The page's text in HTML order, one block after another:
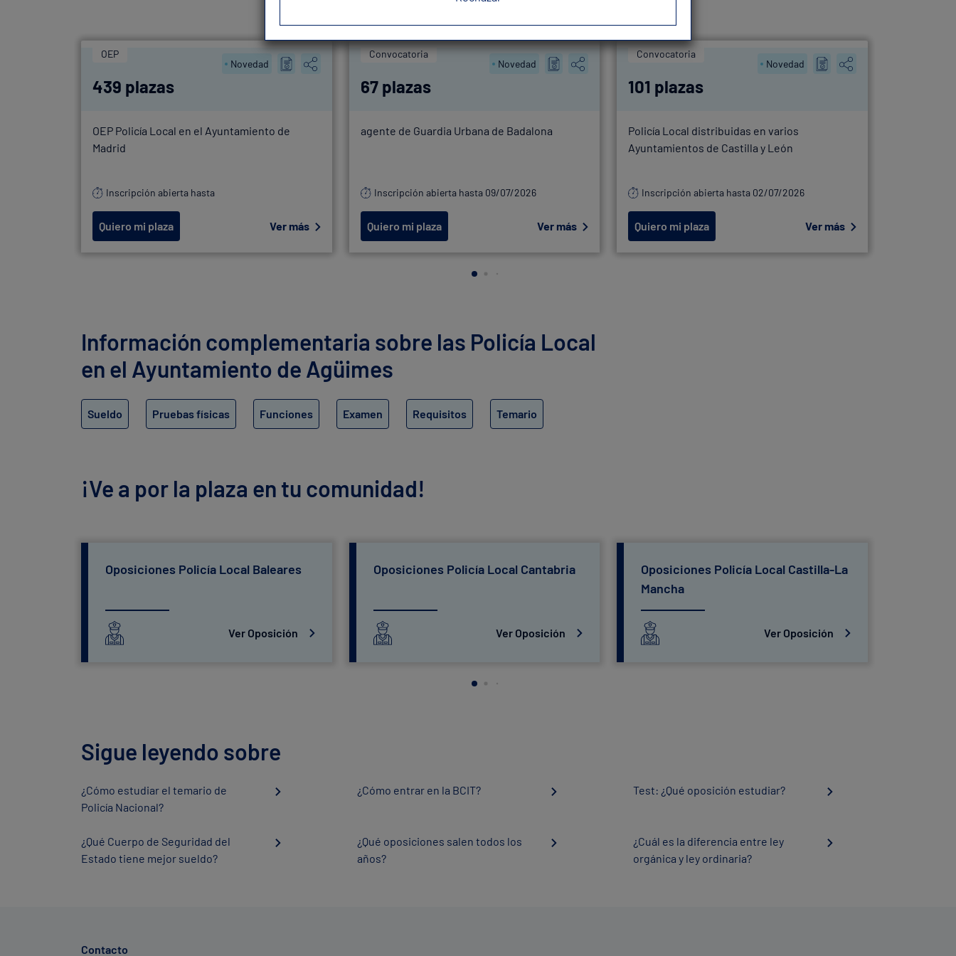
OEP
Novedad
439 plazas
OEP Policía Local en el Ayuntamiento de
Madrid
Inscripción abierta hasta
Quiero mi plaza Ver más
Convocatoria
Novedad
67 plazas
agente de Guardia Urbana de Badalona
Inscripción abierta hasta 09/07/2026
Quiero mi plaza Ver más
Convocatoria
Novedad
101 plazas
Policía Local distribuidas en varios
Ayuntamientos de Castilla y León
Inscripción abierta hasta 02/07/2026
Quiero mi plaza Ver más
Información complementaria sobre las Policía Local
en el Ayuntamiento de Agüimes
Sueldo Pruebas físicas Funciones Examen Requisitos Temario
¡Ve a por la plaza en tu comunidad!
Oposiciones Policía Local Baleares
Ver Oposición
Oposiciones Policía Local Cantabria
Ver Oposición
Oposiciones Policía Local Castilla-La
Mancha
Ver Oposición
Sigue leyendo sobre
¿Cómo estudiar el temario de
Policía Nacional?
¿Cómo entrar en la BCIT? Test: ¿Qué oposición estudiar?
¿Qué Cuerpo de Seguridad del
Estado tiene mejor sueldo?
¿Qué oposiciones salen todos los
años?
¿Cuál es la diferencia entre ley
orgánica y ley ordinaria?
Contacto